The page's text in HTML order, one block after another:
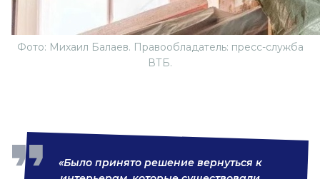
Фото: Михаил Балаев. Правообладатель: пресс-служба
ВТБ.
«Было принято решение вернуться к